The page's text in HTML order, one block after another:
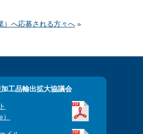
）へ応募される方々へ »
工品輸出拡大協議会